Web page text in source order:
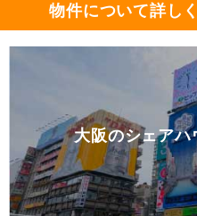
物件について詳し
大阪のシェアハ